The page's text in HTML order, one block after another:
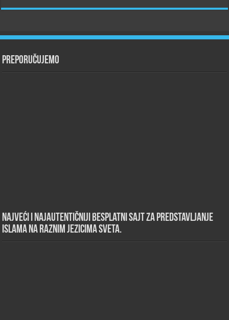
Preporučujemo
Najveći i najautentičniji besplatni sajt za predstavljanje
islama na raznim jezicima sveta.